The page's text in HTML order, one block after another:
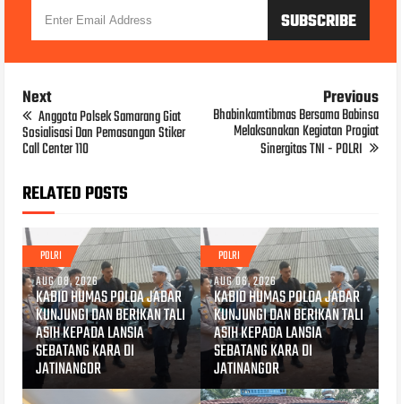
Next
Anggota Polsek Samarang Giat
Sosialisasi Dan Pemasangan Stiker
Call Center 110
Previous
Bhabinkamtibmas Bersama Babinsa
Melaksanakan Kegiatan Progiat
Sinergitas TNI - POLRI
RELATED POSTS
POLRI
AUG 08, 2026
KABID HUMAS POLDA JABAR
KUNJUNGI DAN BERIKAN TALI
ASIH KEPADA LANSIA
SEBATANG KARA DI
JATINANGOR
POLRI
AUG 06, 2026
KABID HUMAS POLDA JABAR
KUNJUNGI DAN BERIKAN TALI
ASIH KEPADA LANSIA
SEBATANG KARA DI
JATINANGOR